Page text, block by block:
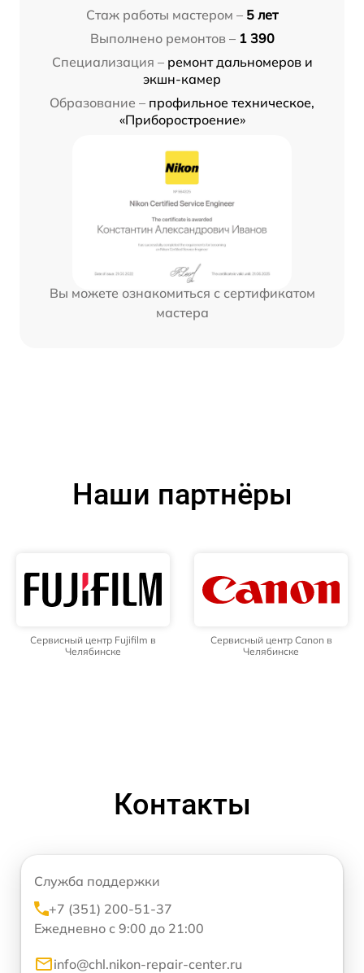
Стаж работы мастером – 5 лет
Выполнено ремонтов – 1 390
Специализация – ремонт дальномеров и
экшн-камер
Образование – профильное техническое,
«Приборостроение»
Вы можете ознакомиться с сертификатом
мастера
Наши партнёры
Сервисный центр Fujifilm в
Челябинске
Сервисный центр Canon в
Челябинске
Контакты
Служба поддержки
+7 (351) 200-51-37
Ежедневно с 9:00 до 21:00
info@chl.nikon-repair-center.ru